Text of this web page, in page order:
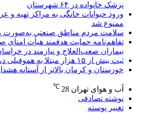
پزشک خانواده در ۶۴ شهرستان
ورود حیوانات خانگی به مراکز تهیه و
ممنوع شد
سلامت مردم مناطق صنعتی
تفاهم‌نامه حمایت هدفمند هیأت امنای
بیماران صعب‌العلاج و نیازمند در
ثبت بیش از ۱۵ هزار مبتلا به هموفیلی در کشور
خوزستان و کرمان بالاتر از آستانه هشدار
آب و هوای تهران 28
℃
نوشته تصادفی
تغییر پوسته